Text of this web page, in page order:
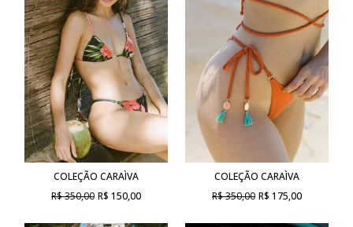
COLEÇÃO CARAÌVA
R$ 350,00 R$ 150,00
COLEÇÃO CARAÌVA
R$ 350,00 R$ 175,00